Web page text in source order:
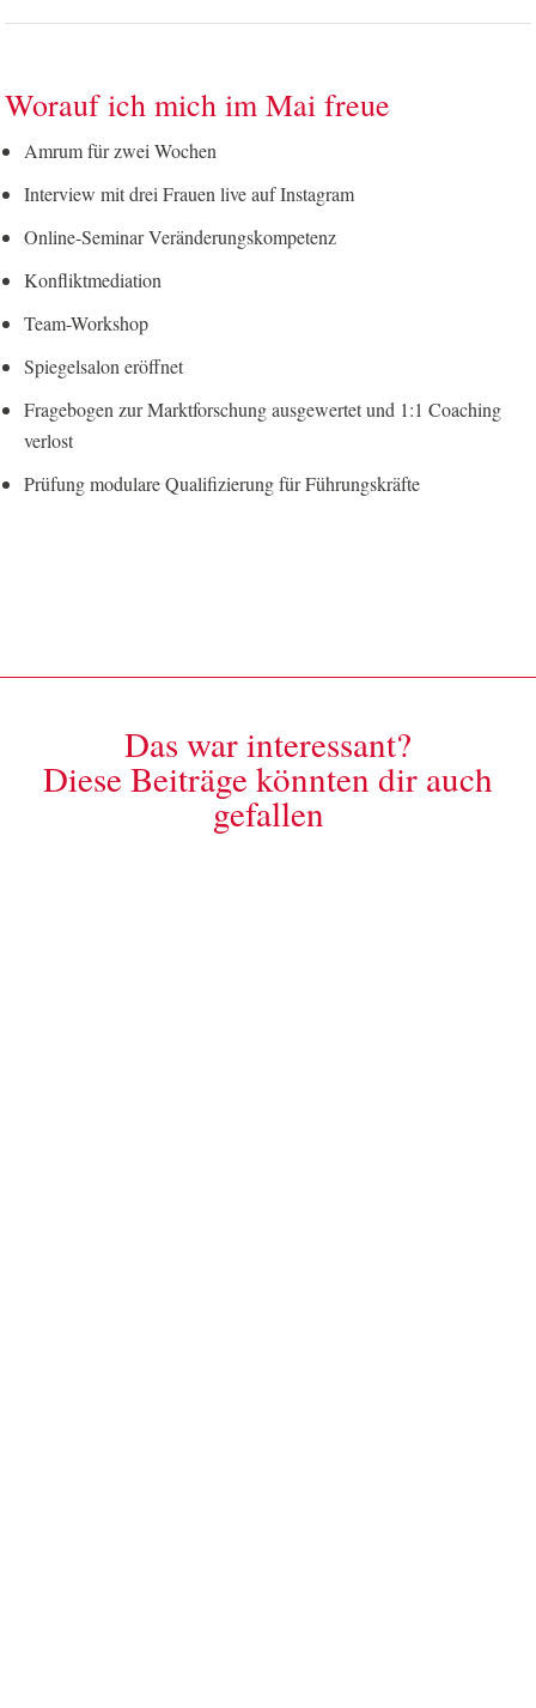
Worauf ich mich im Mai freue
Amrum für zwei Wochen
Interview mit drei Frauen live auf Instagram
Online-Seminar Veränderungskompetenz
Konfliktmediation
Team-Workshop
Spiegelsalon eröffnet
Fragebogen zur Marktforschung ausgewertet und 1:1 Coaching
verlost
Prüfung modulare Qualifizierung für Führungskräfte
Das war interessant?
Diese Beiträge könnten dir auch
gefallen